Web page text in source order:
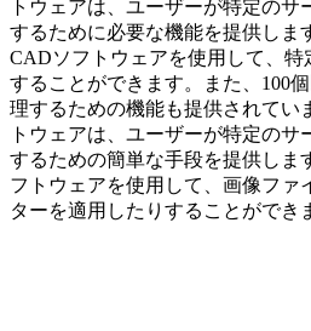
トウェアは、ユーザーが特定のサ
するために必要な機能を提供しま
CADソフトウェアを使用して、
することができます。また、100
理するための機能も提供されてい
トウェアは、ユーザーが特定のサ
するための簡単な手段を提供しま
フトウェアを使用して、画像ファ
ターを適用したりすることができ